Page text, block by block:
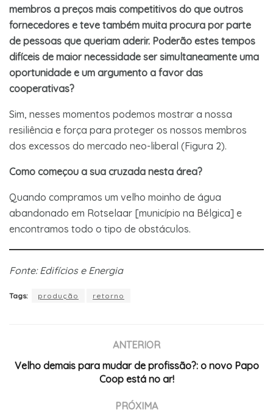
membros a preços mais competitivos do que outros
fornecedores e teve também muita procura por parte
de pessoas que queriam aderir. Poderão estes tempos
difíceis de maior necessidade ser simultaneamente uma
oportunidade e um argumento a favor das
cooperativas?
Sim, nesses momentos podemos mostrar a nossa
resiliência e força para proteger os nossos membros
dos excessos do mercado neo-liberal (Figura 2).
Como começou a sua cruzada nesta área?
Quando compramos um velho moinho de água
abandonado em Rotselaar [município na Bélgica] e
encontramos todo o tipo de obstáculos.
Fonte: Edifícios e Energia
Tags: produção retorno
ANTERIOR
Velho demais para mudar de profissão?: o novo Papo
Coop está no ar!
PRÓXIMA